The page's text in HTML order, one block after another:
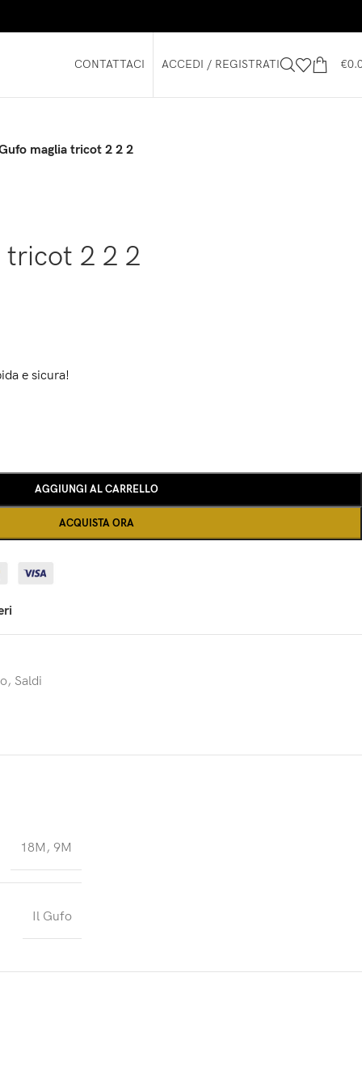
CONTATTACI ACCEDI / REGISTRATI €
maglia tricot 2 2 2
tricot 2 2 2
e sicura!
AGGIUNGI AL CARRELLO
ACQUISTA ORA
, Saldi
18M , 9M
Il Gufo